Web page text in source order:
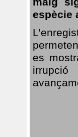
espècie
es